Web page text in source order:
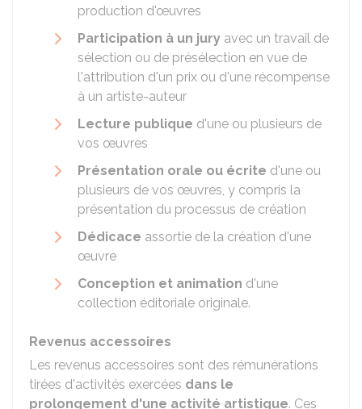
production d'œuvres
Participation à un jury avec un travail de
sélection ou de présélection en vue de
l'attribution d'un prix ou d'une récompense
à un artiste-auteur
Lecture publique d'une ou plusieurs de
vos œuvres
Présentation orale ou écrite d'une ou
plusieurs de vos œuvres, y compris la
présentation du processus de création
Dédicace assortie de la création d'une
œuvre
Conception et animation d'une
collection éditoriale originale.
Revenus accessoires
Les revenus accessoires sont des rémunérations
tirées d'activités exercées dans le
prolongement d'une activité artistique. Ces